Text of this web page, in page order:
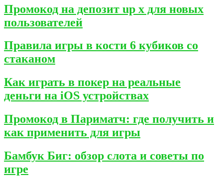
Промокод на депозит up x для новых
пользователей
Правила игры в кости 6 кубиков со
стаканом
Как играть в покер на реальные
деньги на iOS устройствах
Промокод в Париматч: где получить и
как применить для игры
Бамбук Биг: обзор слота и советы по
игре